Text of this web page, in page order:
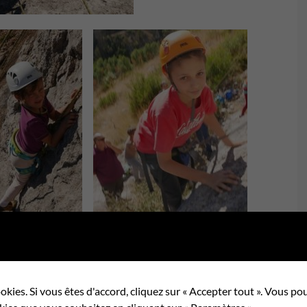
Si vous êtes d'accord, cliquez sur « Accepter tout ». Vous